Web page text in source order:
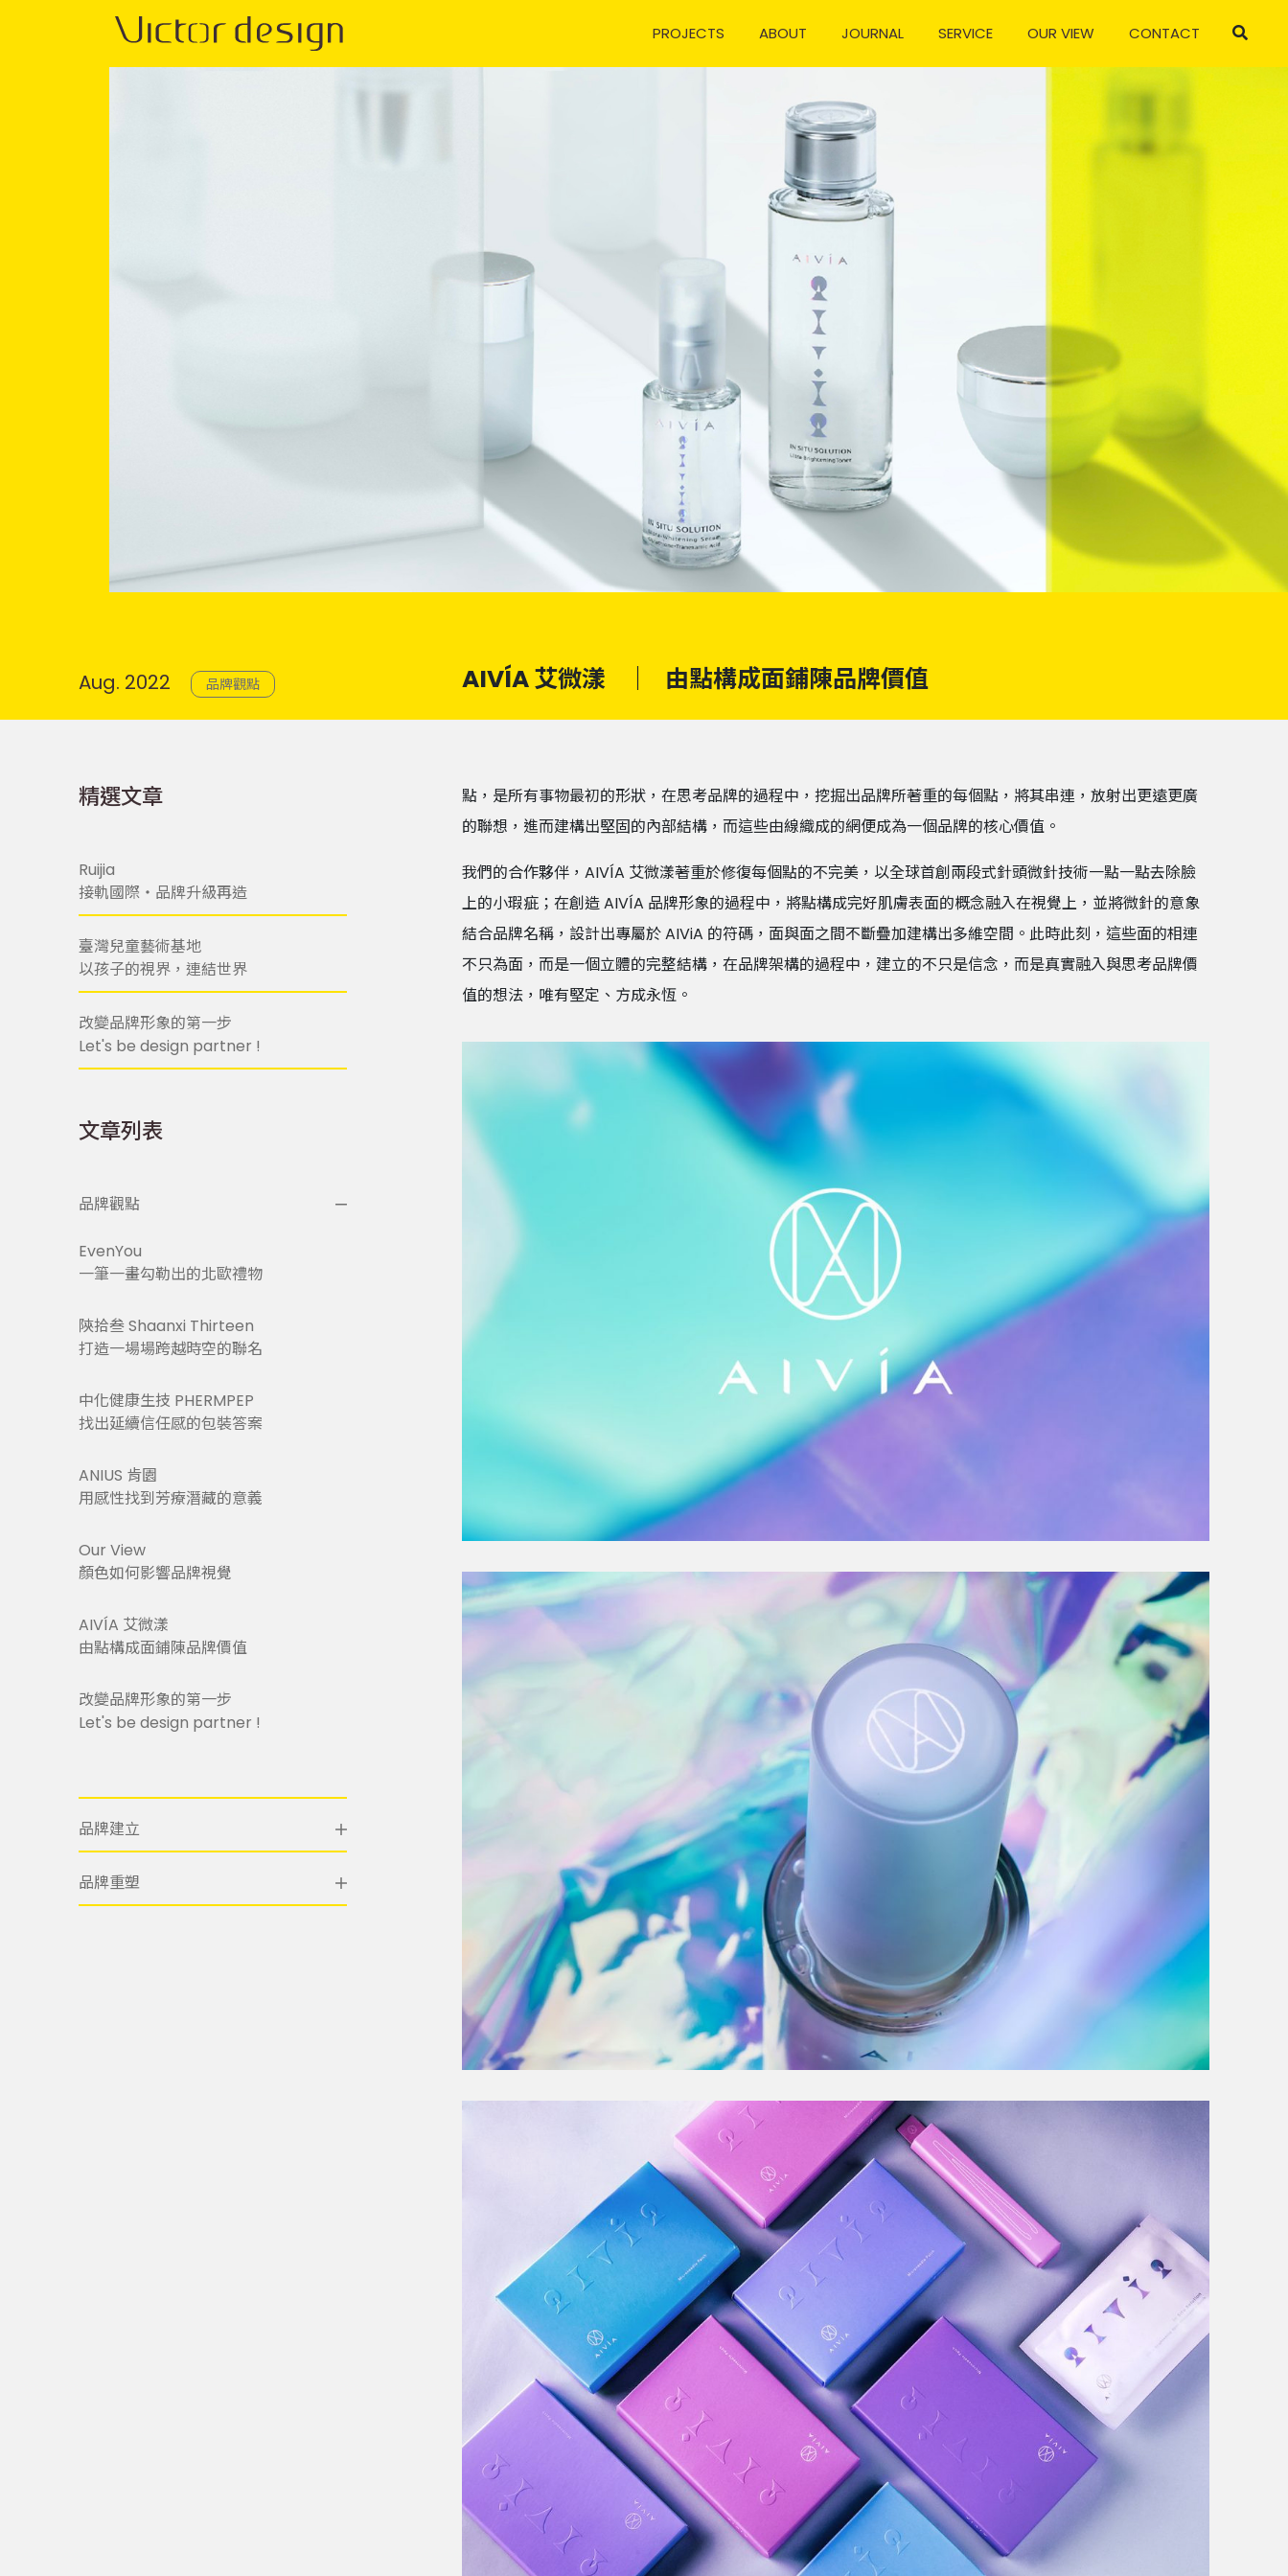
PROJECTS ABOUT JOURNAL SERVICE OUR VIEW CONTACT
Aug. 2022 品牌觀點 AIVÍA 艾微漾 由點構成面鋪陳品牌價值
精選文章
Ruijia
接軌國際・品牌升級再造
臺灣兒童藝術基地
以孩子的視界，連結世界
改變品牌形象的第一步
Let's be design partner !
文章列表
品牌觀點
EvenYou
一筆一畫勾勒出的北歐禮物
陝拾叁 Shaanxi Thirteen
打造一場場跨越時空的聯名
中化健康生技 PHERMPEP
找出延續信任感的包裝答案
ANIUS 肯園
用感性找到芳療潛藏的意義
Our View
顏色如何影響品牌視覺
AIVÍA 艾微漾
由點構成面鋪陳品牌價值
改變品牌形象的第一步
Let's be design partner !
品牌建立
品牌重塑
點，是所有事物最初的形狀，在思考品牌的過程中，挖掘出品牌所著重的每個點，將其串連，放射出更遠更廣
的聯想，進而建構出堅固的內部結構，而這些由線織成的網便成為一個品牌的核心價值。
我們的合作夥伴，AIVÍA 艾微漾著重於修復每個點的不完美，以全球首創兩段式針頭微針技術一點一點去除臉
上的小瑕疵；在創造 AIVÍA 品牌形象的過程中，將點構成完好肌膚表面的概念融入在視覺上，並將微針的意象
結合品牌名稱，設計出專屬於 AIViA 的符碼，面與面之間不斷疊加建構出多維空間。此時此刻，這些面的相連
不只為面，而是一個立體的完整結構，在品牌架構的過程中，建立的不只是信念，而是真實融入與思考品牌價
值的想法，唯有堅定、方成永恆。